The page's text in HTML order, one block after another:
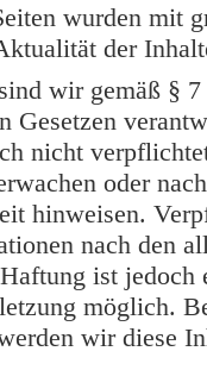
wurden mit
der
wir gemäß §
Gesetzen
nicht
oder
hinweisen.
nach den
ist
möglich.
wir diese